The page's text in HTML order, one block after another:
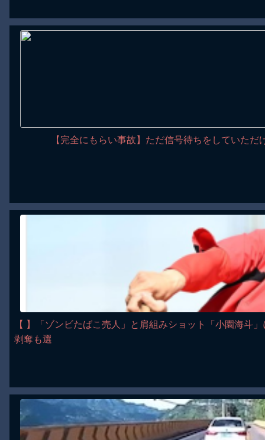
【完全にもらい事故】ただ信号待ちをしていた
【 】「ゾンビたばこ売人」と肩組みショット「小園海斗
剥奪も選